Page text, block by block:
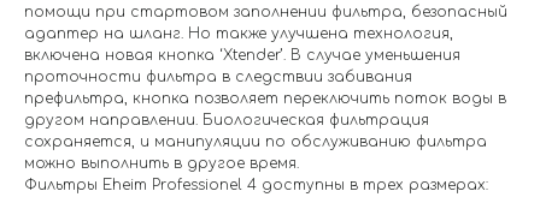
помощи при стартовом заполнении фильтра, безопасный
адаптер на шланг. Но также улучшена технология,
включена новая кнопка ‘Xtender’. В случае уменьшения
проточности фильтра в следствии забивания
префильтра, кнопка позволяет переключить поток воды в
другом направлении. Биологическая фильтрация
сохраняется, и манипуляции по обслуживанию фильтра
можно выполнить в другое время.
Фильтры Eheim Professionel 4 доступны в трех размерах: